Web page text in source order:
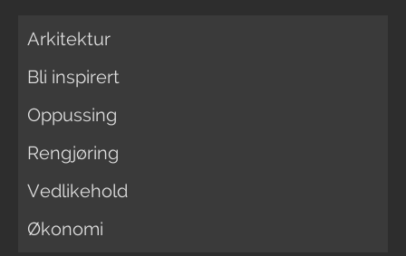
Arkitektur
Bli inspirert
Oppussing
Rengjøring
Vedlikehold
Økonomi